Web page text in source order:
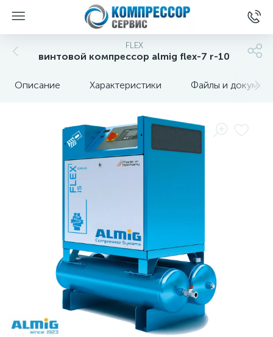
FLEX
винтовой компрессор almig flex-7 r-10
Описание Характеристики Файлы и